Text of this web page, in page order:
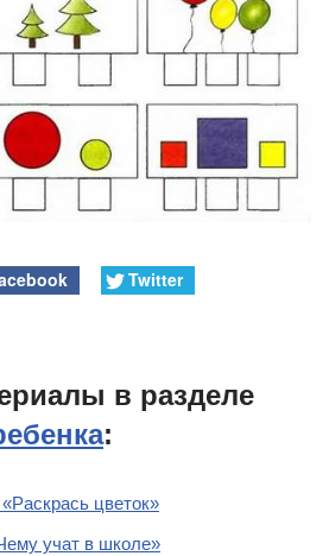
Twitter
в разделе
:
цветок»
учат в школе»